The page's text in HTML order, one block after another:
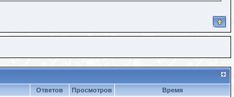
Ответов Просмотров Время